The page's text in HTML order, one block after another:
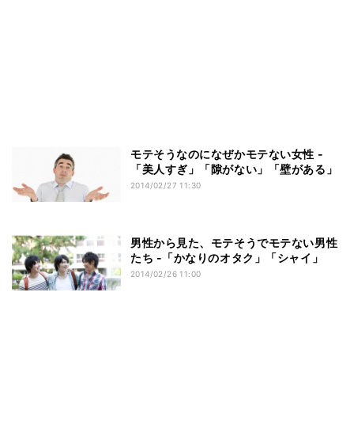
モテそうなのになぜかモテない女性 -
「美人すぎ」「隙がない」「壁がある」
2014/02/27 11:30
男性から見た、モテそうでモテない男性
たち -「かなりのオタク」「シャイ」
2014/02/26 11:00